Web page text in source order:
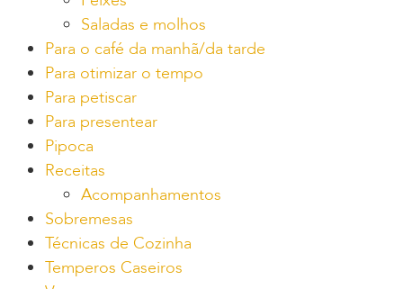
Saladas e molhos
Para o café da manhã/da tarde
Para otimizar o tempo
Para petiscar
Para presentear
Pipoca
Receitas
Acompanhamentos
Sobremesas
Técnicas de Cozinha
Temperos Caseiros